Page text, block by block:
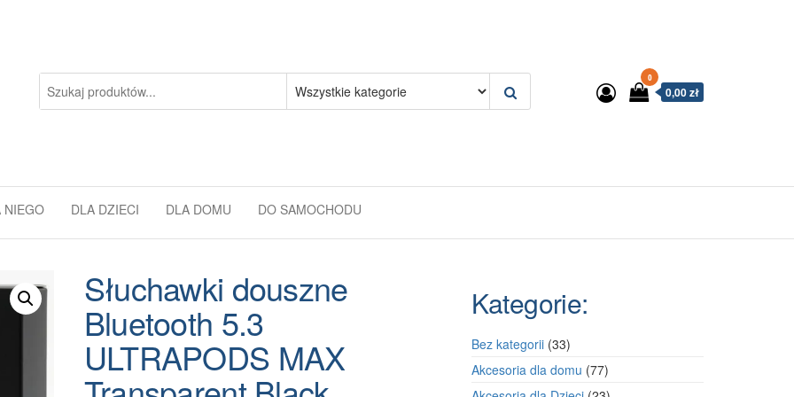
0
0,00 zł
NIEGO DLA DZIECI DLA DOMU DO SAMOCHODU
Słuchawki douszne
Bluetooth 5.3
ULTRAPODS MAX
Kategorie:
Bez kategorii 3333
produkty
Akcesoria dla domu 7777
produktów